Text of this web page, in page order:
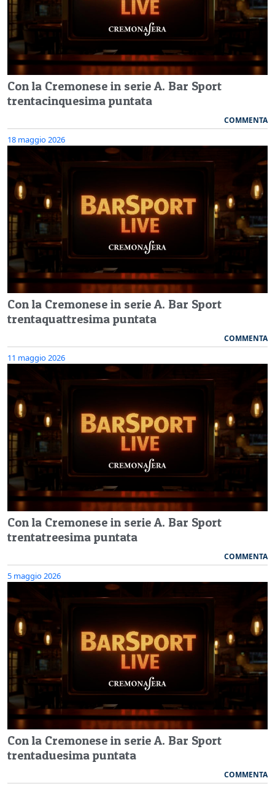
Con la Cremonese in serie A. Bar Sport
trentacinquesima puntata
COMMENTA
18 maggio 2026
Con la Cremonese in serie A. Bar Sport
trentaquattresima puntata
COMMENTA
11 maggio 2026
Con la Cremonese in serie A. Bar Sport
trentatreesima puntata
COMMENTA
5 maggio 2026
Con la Cremonese in serie A. Bar Sport
trentaduesima puntata
COMMENTA